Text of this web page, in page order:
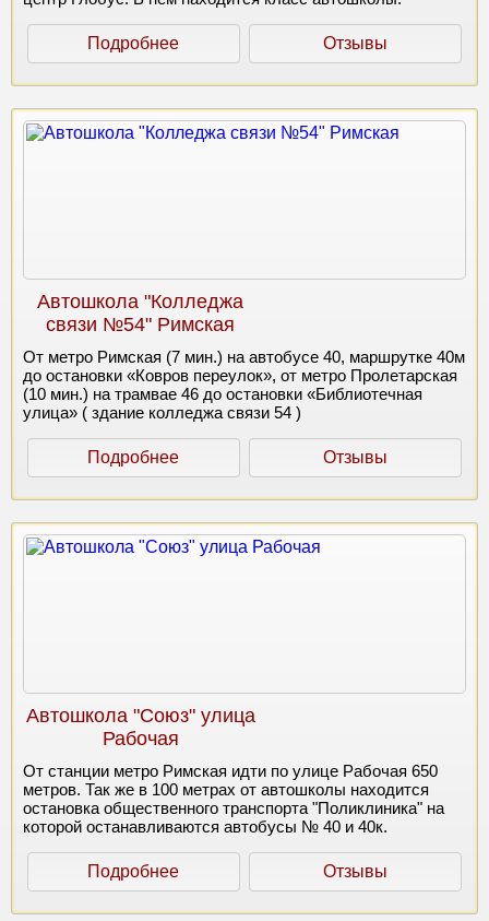
Подробнее Отзывы
Автошкола "Колледжа
связи №54" Римская
От метро Римская (7 мин.) на автобусе 40, маршрутке 40м
до остановки «Ковров переулок», от метро Пролетарская
(10 мин.) на трамвае 46 до остановки «Библиотечная
улица» ( здание колледжа связи 54 )
Подробнее Отзывы
Автошкола "Союз" улица
Рабочая
От станции метро Римская идти по улице Рабочая 650
метров. Так же в 100 метрах от автошколы находится
остановка общественного транспорта "Поликлиника" на
которой останавливаются автобусы № 40 и 40к.
Подробнее Отзывы